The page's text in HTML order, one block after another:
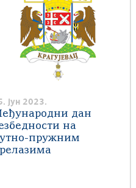
јун 2023.
дан
на
пружним